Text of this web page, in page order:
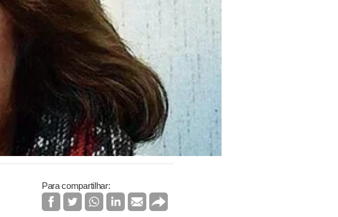
Para compartilhar: